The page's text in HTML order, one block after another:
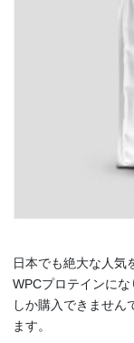
日本でも絶大な人気
WPCプロテインに
しか購入できません
ます。